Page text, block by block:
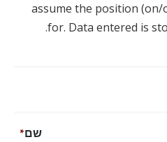
assume the position
for. Data entered is
שם*